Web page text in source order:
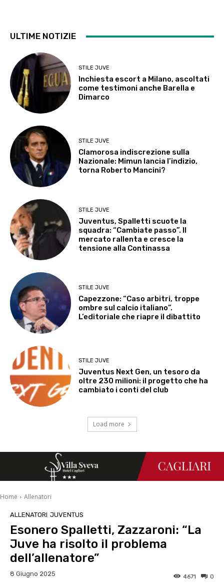
ULTIME NOTIZIE
STILE JUVE
Inchiesta escort a Milano, ascoltati
come testimoni anche Barella e
Dimarco
STILE JUVE
Clamorosa indiscrezione sulla
Nazionale: Mimun lancia l’indizio,
torna Roberto Mancini?
STILE JUVE
Juventus, Spalletti scuote la
squadra: “Cambiate passo”. Il
mercato rallenta e cresce la
tensione alla Continassa
STILE JUVE
Capezzone: “Caso arbitri, troppe
ombre sul calcio italiano”.
L’editoriale che riapre il dibattito
STILE JUVE
Juventus Next Gen, un tesoro da
oltre 230 milioni: il progetto che ha
cambiato i conti del club
Load more